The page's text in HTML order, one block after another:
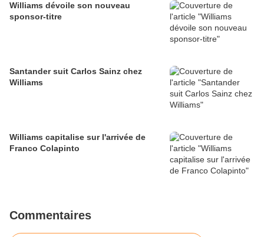
Williams dévoile son nouveau
sponsor-titre
Santander suit Carlos Sainz chez
Williams
Williams capitalise sur l'arrivée de
Franco Colapinto
Commentaires